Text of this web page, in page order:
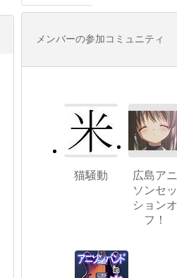
メンバーの参加コミュニティ
猫騒動
広島アニ
ソンセッ
ションオ
フ！